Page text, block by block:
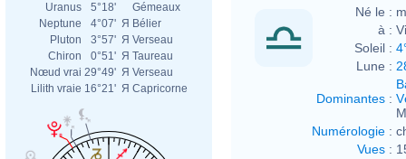
Uranus
5°18'
Gémeaux
Neptune
4°07' Я Bélier
Pluton
3°57' Я Verseau
Chiron
0°51' Я Taureau
Nœud vrai 29°49' Я Verseau
Lilith vraie 16°21' Я Capricorne
Né le :
à :
Soleil :
Lune :
Dominantes :
Numérologie :
Vues :